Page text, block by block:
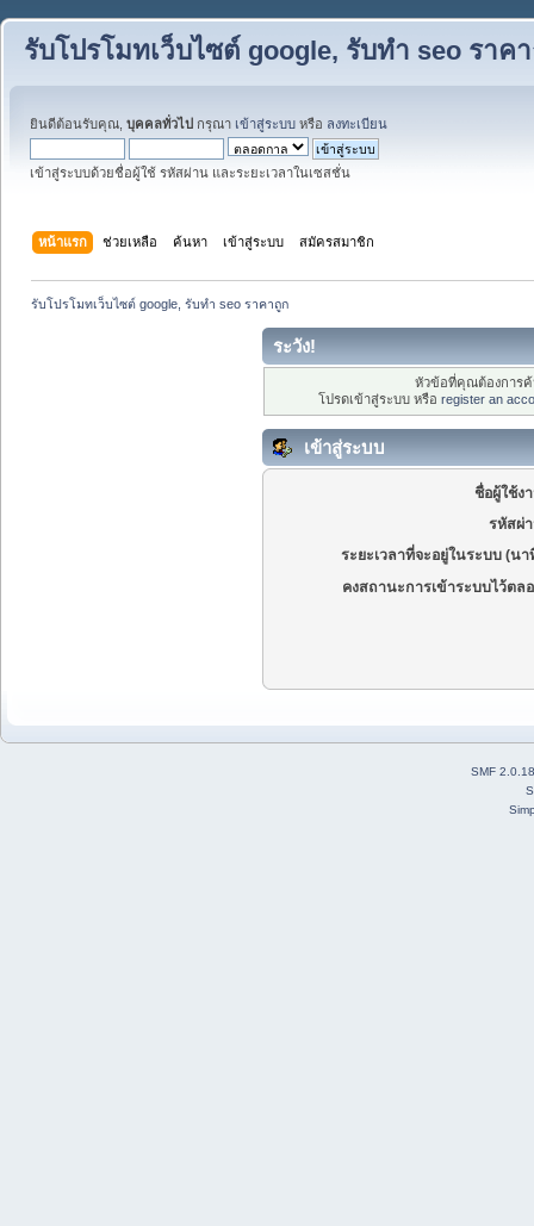
รับโปรโมทเว็บไซต์ google, รับทำ seo ราค
ยินดีต้อนรับคุณ, บุคคลทั่วไป กรุณา เข้าสู่ระบบ หรือ ลงทะเบียน
เข้าสู่ระบบด้วยชื่อผู้ใช้ รหัสผ่าน และระยะเวลาในเซสชั่น
หน้าแรก ช่วยเหลือ ค้นหา เข้าสู่ระบบ สมัครสมาชิก
รับโปรโมทเว็บไซต์ google, รับทำ seo ราคาถูก
ระวัง!
หัวข้อที่คุณต้องการ
โปรดเข้าสู่ระบบ หรือ register an
เข้าสู่ระบบ
ชื่อผู้ใช้ง
รหัสผ่
ระยะเวลาที่จะอยู่ในระบบ (นา
คงสถานะการเข้าระบบไว้ตล
SMF 2.0.18